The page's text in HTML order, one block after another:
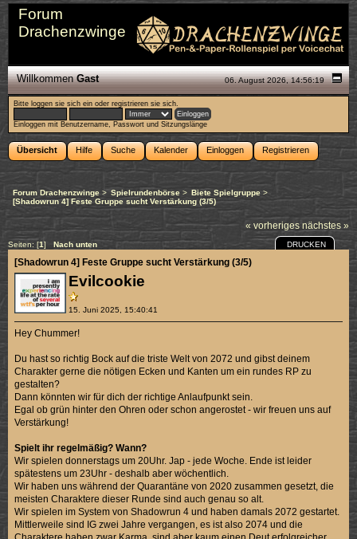
Forum
Drachenzwinge
06. August 2026, 14:56:19
WillkommenGast
Bitte loggen sie sich ein oderregistrieren sie sich.
Einloggen mit Benutzername, Passwort und Sitzungslänge
Übersicht Hilfe Suche Kalender Einloggen Registrieren
Forum Drachenzwinge > Spielrundenbörse> Biete Spielgruppe>
[Shadowrun 4] Feste Gruppe sucht Verstärkung (3/5)
« vorheriges nächstes »
Seiten: [1] Nach unten DRUCKEN
Evilcookie
15. Juni 2025, 15:40:41
[Shadowrun 4] Feste Gruppe sucht Verstärkung (3/5)
Hey Chummer!
Du hast so richtig Bock auf die triste Welt von 2072 und gibst deinem
Charakter gerne die nötigen Ecken und Kanten um ein rundes RP zu
gestalten?
Dann könnten wir für dich der richtige Anlaufpunkt sein.
Egal ob grün hinter den Ohren oder schon angerostet - wir freuen uns auf
Verstärkung!
Spielt ihr regelmäßig? Wann?
Wir spielen donnerstags um 20Uhr. Jap - jede Woche. Ende ist leider
spätestens um 23Uhr - deshalb aber wöchentlich.
Wir haben uns während der Quarantäne von 2020 zusammen gesetzt, die
meisten Charaktere dieser Runde sind auch genau so alt.
Wir spielen im System von Shadowrun 4 und haben damals 2072 gestartet.
Mittlerweile sind IG zwei Jahre vergangen, es ist also 2074 und die